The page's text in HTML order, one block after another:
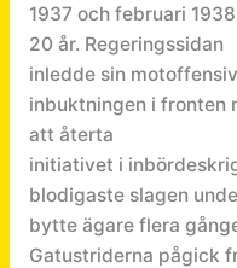
1937 och februari
20 år. Regeringssidan
inledde sin
inbuktningen i fronten
att återta
initiativet i
blodigaste slagen
bytte ägare flera
Gatustriderna pågick